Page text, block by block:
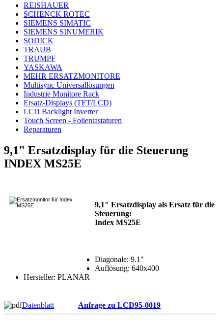
REISHAUER
SCHENCK ROTEC
SIEMENS SIMATIC
SIEMENS SINUMERIK
SODICK
TRAUB
TRUMPF
YASKAWA
MEHR ERSATZMONITORE
Multisync Universallösungen
Industrie Monitore Rack
Ersatz-Displays (TFT/LCD)
LCD Backlight Inverter
Touch Screen - Folientastaturen
Reparaturen
9,1" Ersatzdisplay für die Steuerung
INDEX MS25E
9,1" Ersatzdisplay als Ersatz für die
Steuerung:
Index MS25E
Diagonale: 9.1"
Auflösung: 640x400
Hersteller: PLANAR
Datenblatt Anfrage zu LCD95-0019